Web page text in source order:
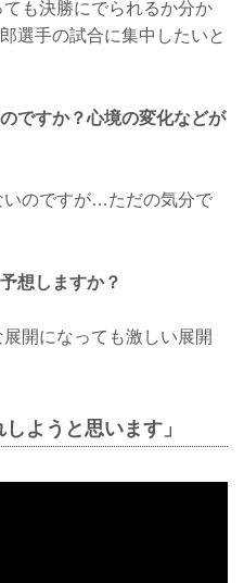
も決勝にでられるか分か
選手の試合に集中したいと
ですか？心境の変化などが
いのですが…ただの気分で
想しますか？
開になっても激しい展開
ようと思います」